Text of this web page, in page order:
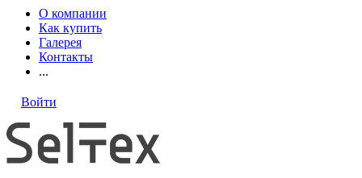
О компании
Как купить
Галерея
Контакты
...
Войти